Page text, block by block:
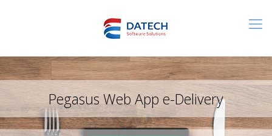
Pegasus Web App e-Delivery